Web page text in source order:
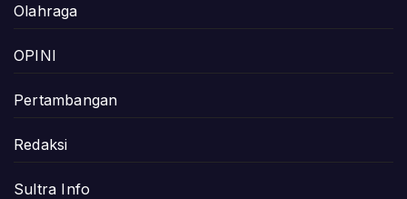
Olahraga
OPINI
Pertambangan
Redaksi
Sultra Info